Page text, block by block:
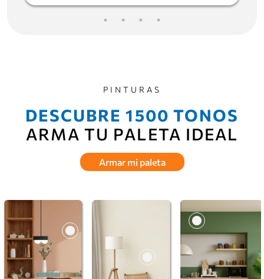
PINTURAS
DESCUBRE 1500 TONOS
ARMA TU PALETA IDEAL
Armar mi paleta